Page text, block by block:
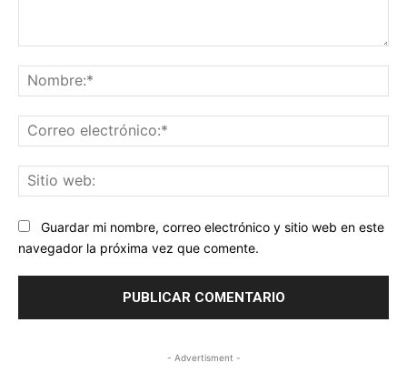
Guardar mi nombre, correo electrónico y sitio web en este
navegador la próxima vez que comente.
- Advertisment -